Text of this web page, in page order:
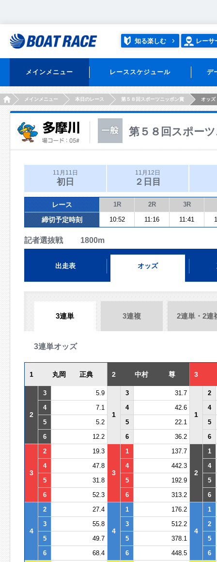
知る楽しむ レーサ
メインメニュー レーススケジュール デ
HOMEメインメニュー 本日のレース 第５８回スポーツニッポン賞 オッズ
第５８回スポー
11月11日
初日
11月12日
２日目
レース 1R 2R 3R
締切予定時刻 10:52 11:16 11:41
記者選抜戦 1800m
出走表 オッズ
3連単 3連複 2連単・2連
3連単オッズ
1 丸岡 正典 2 中村 尊 3
2
3 5.9
1
3 31.7
1
2
4
7.1 4 42.6
4
5
5.2 5 22.1
5
6
12.2 6 36.2 6
3
2 19.3
3
1 137.7
2
1
4
47.8 4 442.3
4
5
31.8 5 192.9
5
6
52.3 6 313.2 6
4
2 27.4
4
1 176.2
4
1
3
55.8 3 512.2
2
5
49.7 5 378.1
5
6
68.4 6 448.5 6